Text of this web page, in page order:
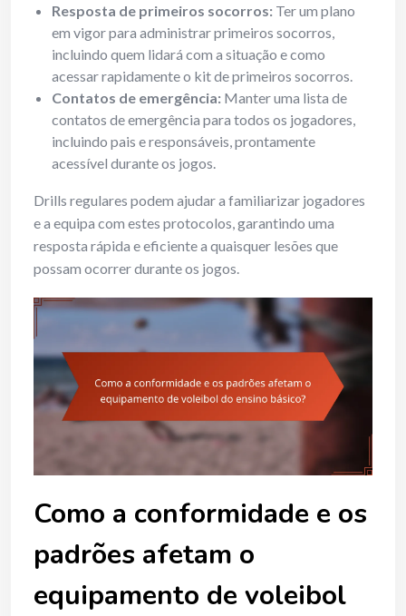
Resposta de primeiros socorros: Ter um plano
em vigor para administrar primeiros socorros,
incluindo quem lidará com a situação e como
acessar rapidamente o kit de primeiros socorros.
Contatos de emergência: Manter uma lista de
contatos de emergência para todos os jogadores,
incluindo pais e responsáveis, prontamente
acessível durante os jogos.
Drills regulares podem ajudar a familiarizar jogadores
e a equipa com estes protocolos, garantindo uma
resposta rápida e eficiente a quaisquer lesões que
possam ocorrer durante os jogos.
Como a conformidade e os
padrões afetam o
equipamento de voleibol